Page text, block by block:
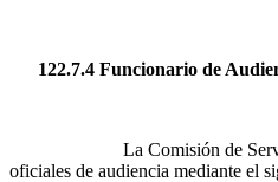
122.7.4 Funcionario de
La Comisión de Servicio
oficiales de audiencia mediante el